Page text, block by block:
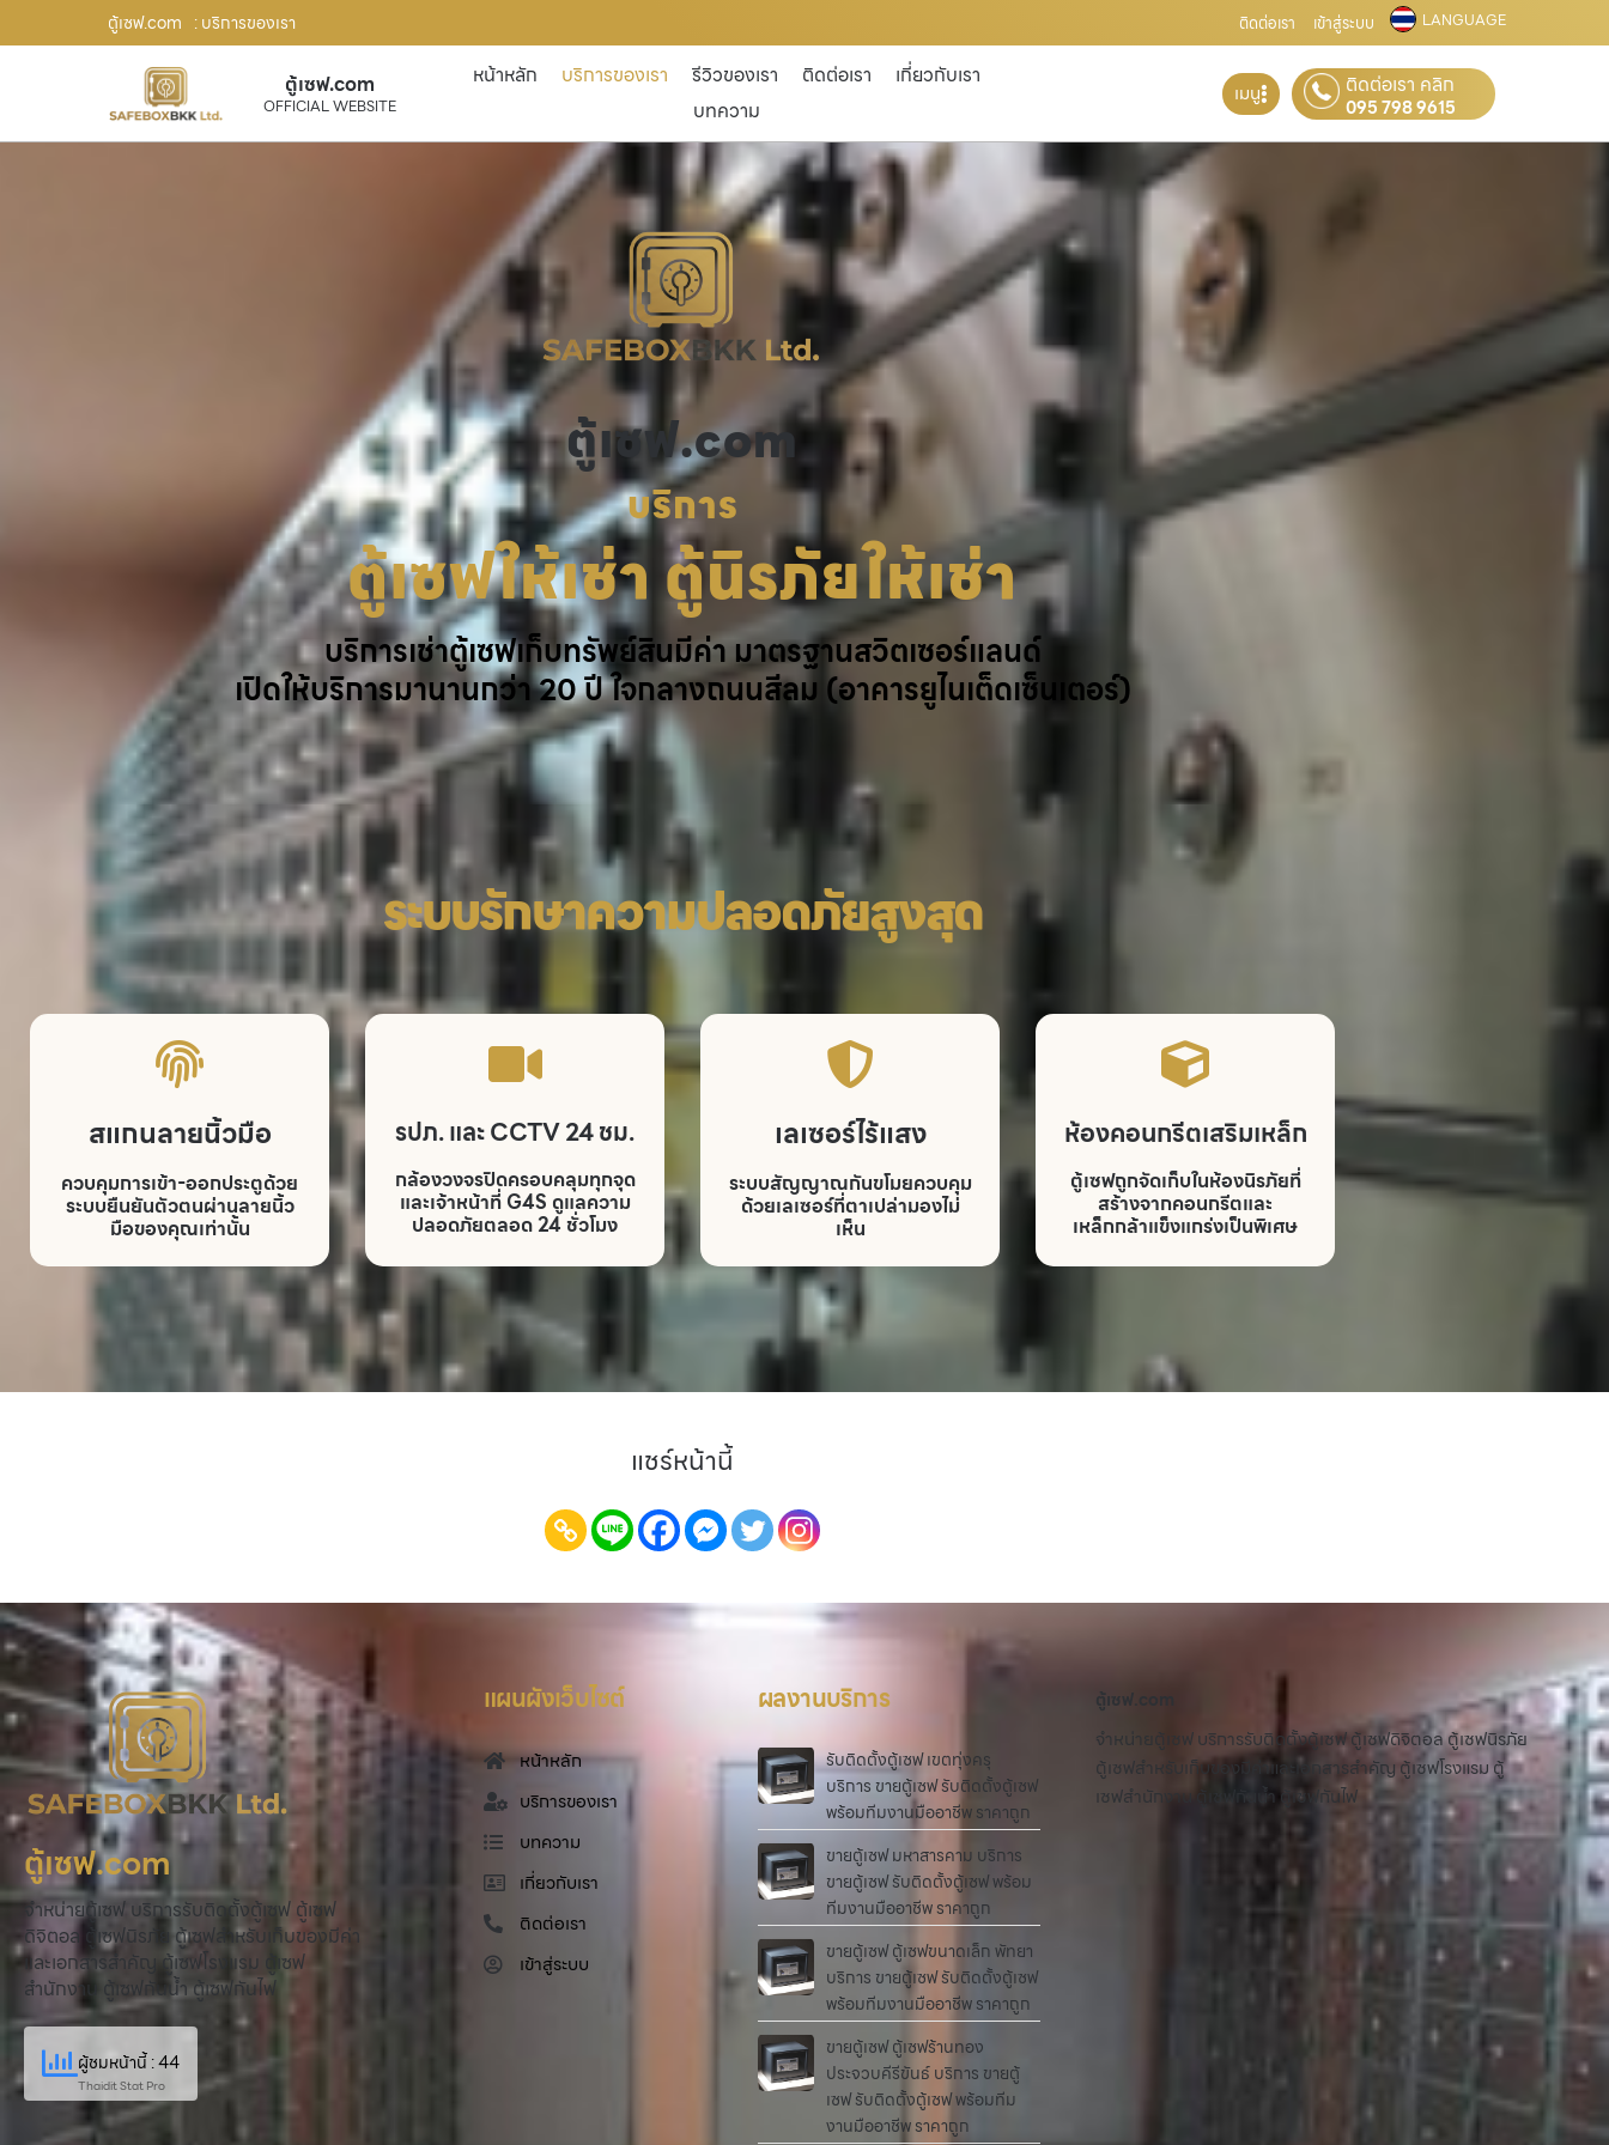
ตู้เซฟ.com : บริการของเรา ติดต่อเรา เข้าสู่ระบบ LANGUAGE
ตู้เซฟ.com
OFFICIAL WEBSITE
หน้าหลัก บริการของเรา รีวิวของเรา ติดต่อเรา
เกี่ยวกับเรา
บทความ
เมนู ติดต่อเรา คลิก
095 798 9615
ตู้เซฟ.com
บริการ
ตู้เซฟให้เช่า ตู้นิรภัยให้เช่า
บริการเช่าตู้เซฟเก็บทรัพย์สินมีค่า มาตรฐานสวิตเซอร์แลนด์
เปิดให้บริการมานานกว่า 20 ปี ใจกลางถนนสีลม (อาคารยูไนเต็ดเซ็นเตอร์)
ระบบรักษาความปลอดภัยสูงสุด
สแกนลายนิ้วมือ
ควบคุมการเข้า-ออกประตูด้วย
ระบบยืนยันตัวตนผ่านลายนิ้ว
มือของคุณเท่านั้น
รปภ. และ CCTV 24 ชม.
กล้องวงจรปิดครอบคลุมทุกจุด
และเจ้าหน้าที่ G4S ดูแลความ
ปลอดภัยตลอด 24 ชั่วโมง
เลเซอร์ไร้แสง
ระบบสัญญาณกันขโมยควบคุม
ด้วยเลเซอร์ที่ตาเปล่ามองไม่
เห็น
ห้องคอนกรีตเสริมเหล็ก
ตู้เซฟถูกจัดเก็บในห้องนิรภัยที่
สร้างจากคอนกรีตและ
เหล็กกล้าแข็งแกร่งเป็นพิเศษ
แชร์หน้านี้
ตู้เซฟ.com
จำหน่ายตู้เซฟ บริการรับติดตั้งตู้เซฟ ตู้เซฟ
ดิจิตอล ตู้เซฟนิรภัย ตู้เซฟสำหรับเก็บของมีค่า
และเอกสารสำคัญ ตู้เซฟโรงแรม ตู้เซฟ
สำนักงาน ตู้เซฟกันน้ำ ตู้เซฟกันไฟ
ผู้ชมหน้านี้ : 44
Thaidit Stat Pro
แผนผังเว็บไซต์
หน้าหลัก
บริการของเรา
บทความ
เกี่ยวกับเรา
ติดต่อเรา
เข้าสู่ระบบ
ผลงานบริการ
รับติดตั้งตู้เซฟ เขตทุ่งครุ
บริการ ขายตู้เซฟ รับติดตั้งตู้เซฟ
พร้อมทีมงานมืออาชีพ ราคาถูก
ขายตู้เซฟ มหาสารคาม บริการ
ขายตู้เซฟ รับติดตั้งตู้เซฟ พร้อม
ทีมงานมืออาชีพ ราคาถูก
ขายตู้เซฟ ตู้เซฟขนาดเล็ก พัทยา
บริการ ขายตู้เซฟ รับติดตั้งตู้เซฟ
พร้อมทีมงานมืออาชีพ ราคาถูก
ขายตู้เซฟ ตู้เซฟร้านทอง
ประจวบคีรีขันธ์ บริการ ขายตู้
เซฟ รับติดตั้งตู้เซฟ พร้อมทีม
งานมืออาชีพ ราคาถูก
ตู้เซฟ.com
จำหน่ายตู้เซฟ บริการรับติดตั้งตู้เซฟ ตู้เซฟดิจิตอล ตู้เซฟนิรภัย
ตู้เซฟสำหรับเก็บของมีค่าและเอกสารสำคัญ ตู้เซฟโรงแรม ตู้
เซฟสำนักงาน ตู้เซฟกันน้ำ ตู้เซฟกันไฟ